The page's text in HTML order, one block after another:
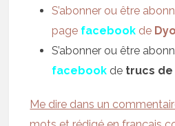
S’abonner ou être
page facebook de
S’abonner ou être
facebook de trucs de
Me dire dans un